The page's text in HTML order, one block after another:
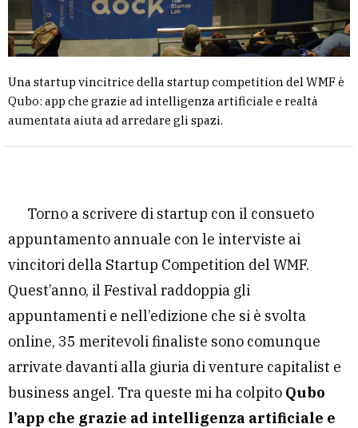
Una startup vincitrice della startup competition del WMF è
Qubo: app che grazie ad intelligenza artificiale e realtà
aumentata aiuta ad arredare gli spazi.
Torno a scrivere di startup con il consueto
appuntamento annuale con le interviste ai
vincitori della Startup Competition del WMF.
Quest’anno, il Festival raddoppia gli
appuntamenti e nell’edizione che si è svolta
online, 35 meritevoli finaliste sono comunque
arrivate davanti alla giuria di venture capitalist e
business angel. Tra queste mi ha colpito Qubo
l’app che grazie ad intelligenza artificiale e